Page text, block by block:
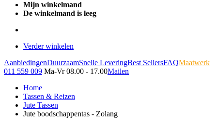
Mijn winkelmand
De winkelmand is leeg
Verder winkelen
AanbiedingenDuurzaamSnelle LeveringBest SellersFAQMaatwerk
011 559 009 Ma-Vr 08.00 - 17.00Mailen
Home
Tassen & Reizen
Jute Tassen
Jute boodschappentas - Zolang